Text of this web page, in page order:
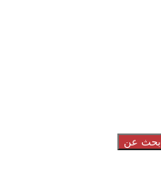
بحث عن